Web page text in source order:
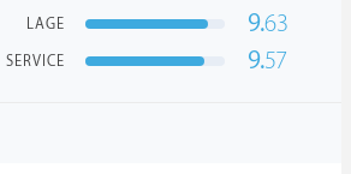
LAGE 9.63
SERVICE 9.57